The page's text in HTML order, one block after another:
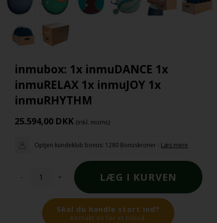
inmubox: 1x inmuDANCE 1x
inmuRELAX 1x inmuJOY 1x
inmuRHYTHM
25.594,00 DKK (inkl. moms)
Optjen kundeklub bonus: 1280 Bonuskroner - Læs mere
- +
Skal du handle stort ind?
Kontakt os for et tilbud.